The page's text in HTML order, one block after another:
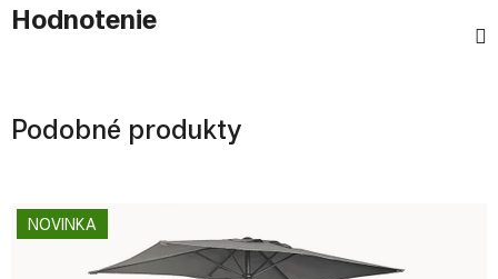
Hodnotenie
Podobné produkty
NOVINKA